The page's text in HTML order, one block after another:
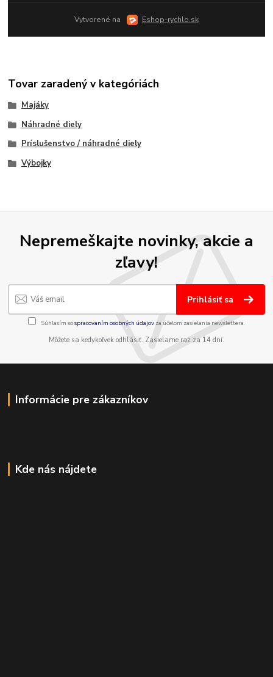
Vytvorené na Eshop-rychlo.sk
Tovar zaradený v kategóriách
Majáky
Náhradné diely
Príslušenstvo / náhradné diely
Výbojky
Nepremeškajte novinky, akcie a
zľavy!
Prihlásiť sa
Súhlasím sospracovaním osobných údajov za účelom zasielania newslettera.
Môžete sa kedykoľvek odhlásiť. Zasielame raz za 14 dní.
Informácie pre zákazníkov
Kde nás nájdete